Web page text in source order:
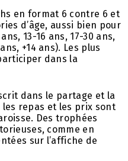
en format 6 contre 6 et
d’âge, aussi bien pour
13-16 ans, 17-30 ans,
+14 ans). Les plus
dans la
dans le partage et la
repas et les prix sont
Des trophées
comme en
sur l’affiche de